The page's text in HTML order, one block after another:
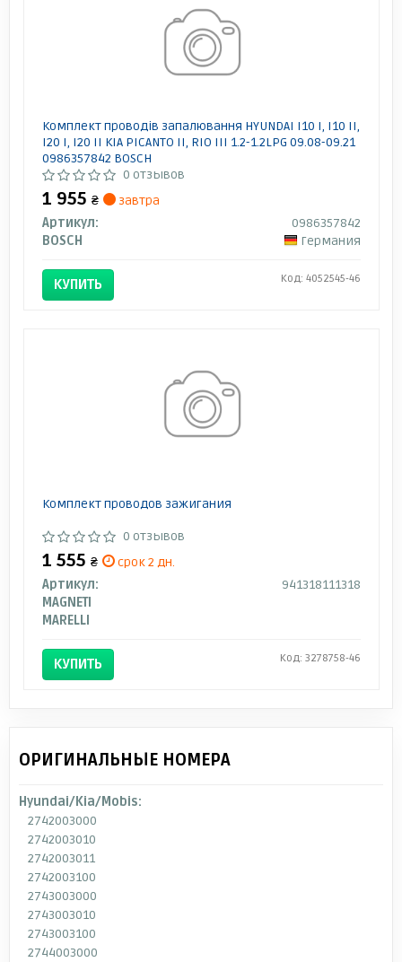
Комплект проводів запалювання HYUNDAI I10 I, I10 II,
I20 I, I20 II KIA PICANTO II, RIO III 1.2-1.2LPG 09.08-09.21
0986357842 BOSCH
0 отзывов
1 955 ₴
завтра
Артикул:
0986357842
BOSCH
Германия
КУПИТЬ Код: 4052545-46
Комплект проводов зажигания
0 отзывов
1 555 ₴
срок 2 дн.
Артикул:
941318111318
MAGNETI
MARELLI
КУПИТЬ Код: 3278758-46
ОРИГИНАЛЬНЫЕ НОМЕРА
Hyundai/Kia/Mobis:
2742003000
2742003010
2742003011
2742003100
2743003000
2743003010
2743003100
2744003000